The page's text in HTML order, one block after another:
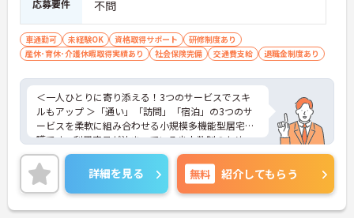
応募要件 不問
車通勤可 未経験OK 資格取得サポート
研修制度あり
産休･育休･介護休暇取得実績あり
社会保険完備 交通費支給 退職金制度あり
＜一人ひとりに寄り添える！3つのサービスでスキ
ルもアップ ＞「通い」「訪問」「宿泊」の3つのサ
ービスを柔軟に組み合わせる小規模多機能型居宅介
護です。利用定員が決まっている少人数制のため、
お客様一人ひとりと深く関わることができるのが最
大の魅力。顔なじみの関係性の中で、じっくりとケ
アに取り組めます。また、複数のサービス形態を経
験することで、総合的な介護スキルが自然と身につ
く環境です。
詳細を見る 無料 紹介してもらう